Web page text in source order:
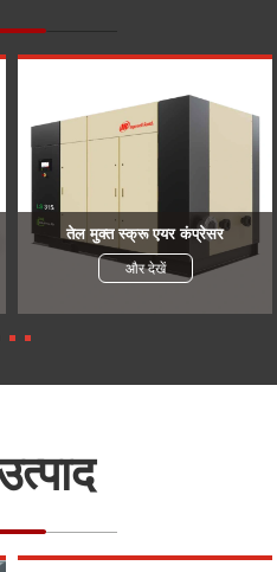
तेल मुक्त स्क्रू एयर कंप्रेसर
और देखें